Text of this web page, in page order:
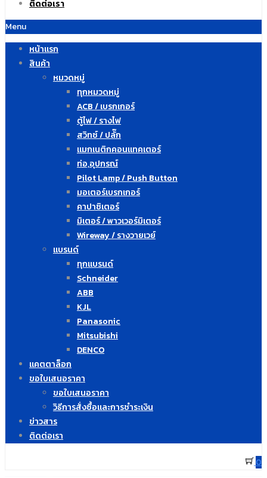
ติดต่อเรา
Menu
หน้าแรก
สินค้า
หมวดหมู่
ทุกหมวดหมู่
ACB / เบรกเกอร์
ตู้ไฟ / รางไฟ
สวิทซ์ / ปลั๊ก
แมกเนติกคอนแทคเตอร์
ท่อ,อุปกรณ์
Pilot Lamp / Push Button
มอเตอร์เบรกเกอร์
คาปาซิเตอร์
มิเตอร์ / พาวเวอร์มิเตอร์
Wireway / รางวายเวย์
แบรนด์
ทุกแบรนด์
Schneider
ABB
KJL
Panasonic
Mitsubishi
DENCO
แคตตาล็อก
ขอใบเสนอราคา
ขอใบเสนอราคา
วิธีการสั่งซื้อและการชำระเงิน
ข่าวสาร
ติดต่อเรา
0